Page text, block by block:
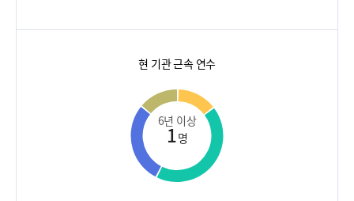
현 기관 근속 연수
6년 이상
1명